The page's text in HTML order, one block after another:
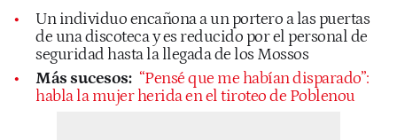
Un individuo encañona a un portero a las puertas
de una discoteca y es reducido por el personal de
seguridad hasta la llegada de los Mossos
Más sucesos: “Pensé que me habían disparado”:
habla la mujer herida en el tiroteo de Poblenou